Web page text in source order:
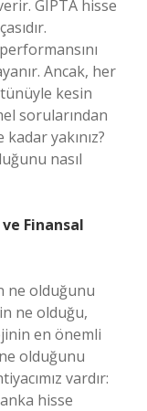
GIPTA hisse
Ancak, her
kesin
sorularından
yakınız?
nasıl
Finansal
ne olduğunu
ne olduğu,
en önemli
olduğunu
vardır:
hisse